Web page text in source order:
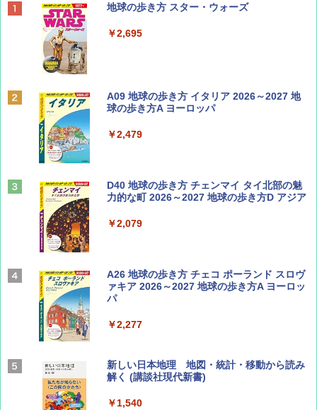
BE-PAL(ビ-パル) 2026年 9 月号【特別付録:
ディズニーファン ２０２６年 ９月号 [雑
誌] (ＤＩＳＮＥＹ ＦＡＮ)
￥713
山と溪谷 2026年8月号「南アルプス大全」
Coyote No.89 特集 星野道夫 夢見る旅
￥1,540
AIRLINE（エアライン）2026年9月号【特
集】ボーイング110周年を祝して！
￥1,760
地球の歩き方 スター・ウォーズ
￥2,695
A09 地球の歩き方 イタリア 2026～2027 地
球の歩き方A ヨーロッパ
￥2,479
D40 地球の歩き方 チェンマイ タイ北部の魅
力的な町 2026～2027 地球の歩き方D アジア
￥2,079
A26 地球の歩き方 チェコ ポーランド スロヴ
ァキア 2026～2027 地球の歩き方A ヨーロッ
パ
￥2,277
新しい日本地理 地図・統計・移動から読み
解く (講談社現代新書)
￥1,540